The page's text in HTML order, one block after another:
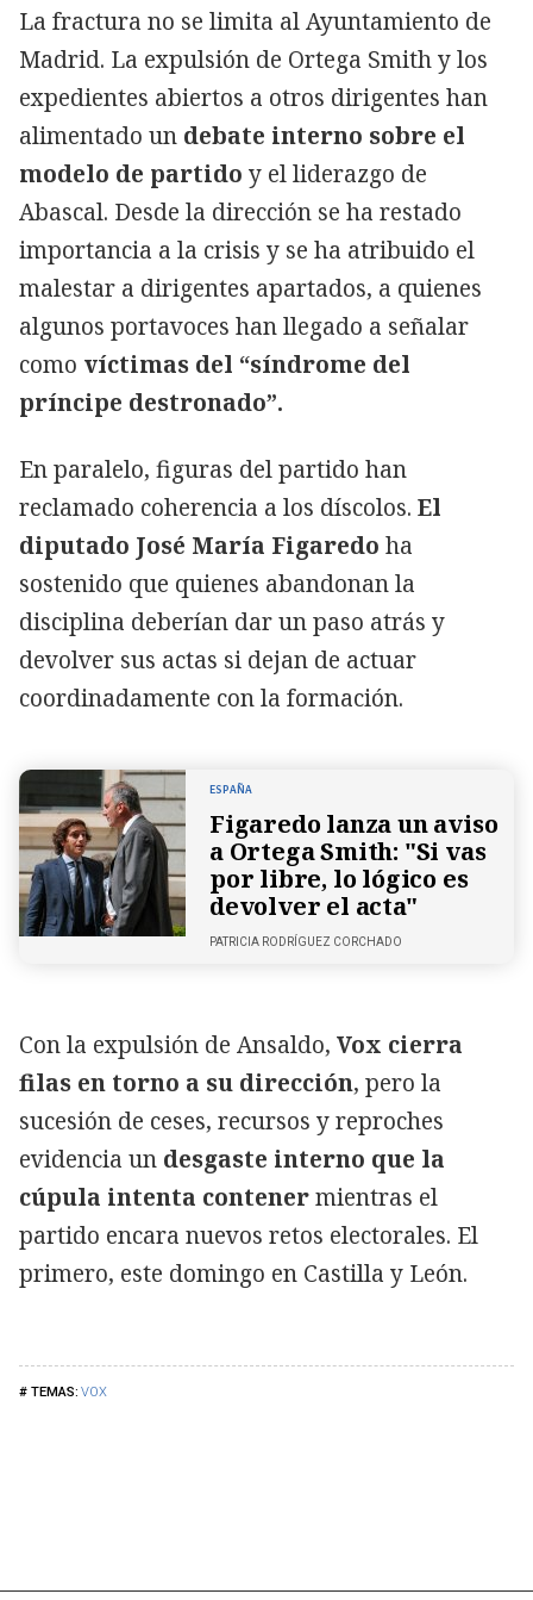
VOX
La fractura no se limita al Ayuntamiento de
Madrid. La expulsión de Ortega Smith y los
expedientes abiertos a otros dirigentes han
alimentado un debate interno sobre el
modelo de partido y el liderazgo de
Abascal. Desde la dirección se ha restado
importancia a la crisis y se ha atribuido el
malestar a dirigentes apartados, a quienes
algunos portavoces han llegado a señalar
como víctimas del “síndrome del
príncipe destronado”.
En paralelo, figuras del partido han
reclamado coherencia a los díscolos. El
diputado José María Figaredo ha
sostenido que quienes abandonan la
disciplina deberían dar un paso atrás y
devolver sus actas si dejan de actuar
coordinadamente con la formación.
ESPAÑA
Figaredo lanza un aviso
a Ortega Smith: "Si vas
por libre, lo lógico es
devolver el acta"
PATRICIA RODRÍGUEZ CORCHADO
Con la expulsión de Ansaldo, Vox cierra
filas en torno a su dirección, pero la
sucesión de ceses, recursos y reproches
evidencia un desgaste interno que la
cúpula intenta contenermientras el
partido encara nuevos retos electorales. El
primero, este domingo en Castilla y León.